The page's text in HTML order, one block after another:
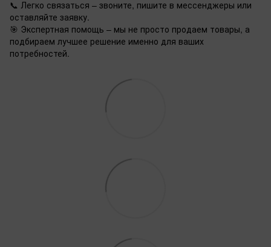
📞 Легко связаться – звоните, пишите в мессенджеры или
оставляйте заявку.
🎯 Экспертная помощь – мы не просто продаем товары, а
подбираем лучшее решение именно для ваших
потребностей.